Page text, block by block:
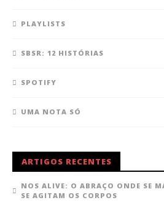
PLAYLISTS
SBSR: 12 HISTÓRIAS
SPOTIFY
UMA NOTA SÓ
ARTIGOS RECENTES
NOS ALIVE: O ABRAÇO ONDE SE
SE AGITAM OS CORPOS